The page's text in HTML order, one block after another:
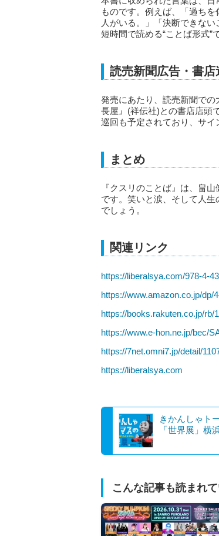
ものです。例えば、「過ち
人がいる。」「決断できな
短時間で読める“ことば形式”
読売新聞広告・書
発売にあたり、読売新聞での
長屋』(祥伝社)との書店店頭
巡回も予定されており、サイ
まとめ
『クスリのことば』は、畠
です。笑いと涙、そして人
でしょう。
関連リンク
https://liberalsya.com/978-4-
https://www.amazon.co.jp/dp/
https://books.rakuten.co.jp/rb/
https://www.e-hon.ne.jp/bec/
https://7net.omni7.jp/detail/
https://liberalsya.com
きかんしゃト
「世界展」横
こんな記事も読まれ